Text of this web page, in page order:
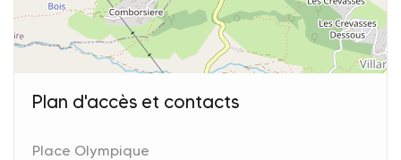
Plan d'accès et contacts
Place Olympique